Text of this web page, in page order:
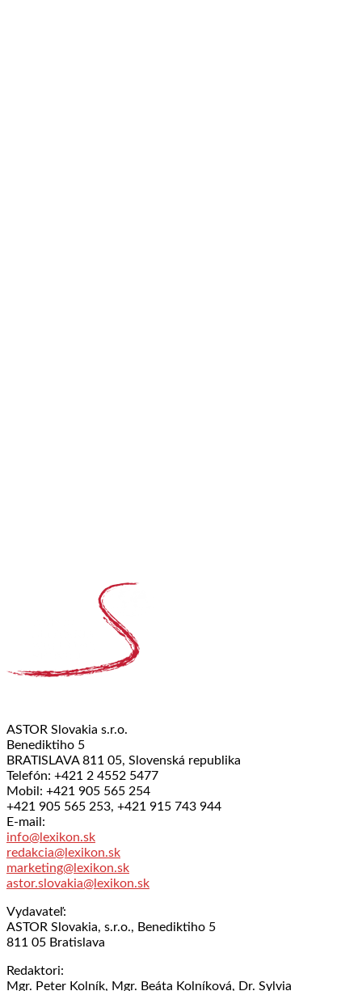
ASTOR Slovakia s.r.o.
Benediktiho 5
BRATISLAVA 811 05, Slovenská republika
Telefón: +421 2 4552 5477
Mobil: +421 905 565 254
+421 905 565 253, +421 915 743 944
E-mail:
info@lexikon.sk
redakcia@lexikon.sk
marketing@lexikon.sk
astor.slovakia@lexikon.sk
Vydavateľ:
ASTOR Slovakia, s.r.o., Benediktiho 5
811 05 Bratislava
Redaktori:
Mgr. Peter Kolník, Mgr. Beáta Kolníková, Dr. Sylvia